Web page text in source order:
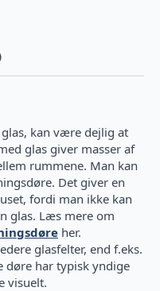
kan være dejlig at
glas giver masser af
rummene. Man kan
Det giver en
fordi man ikke kan
glas. Læs mere om
her.
glasfelter, end f.eks.
døre har typisk yndige
visuelt.